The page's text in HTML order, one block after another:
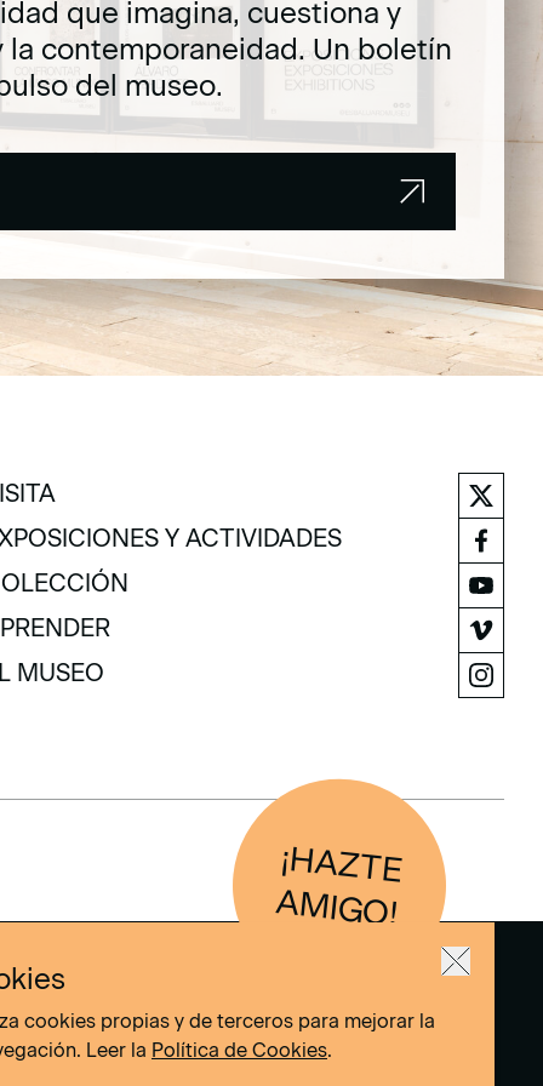
que imagina, cuestiona y
la contemporaneidad. Un boletín
del museo.
Y ACTIVIDADES
Y ACTIVIDADES
MUSEO
¡H
AZTE
AM
IG
O
!
cookies propias y de terceros para mejorar la
Leer la Política de Cookies.